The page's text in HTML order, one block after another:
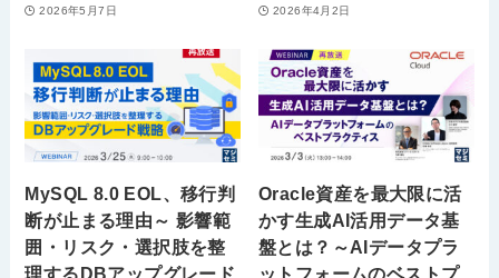
2026年5月7日 2026年4月2日
MySQL 8.0 EOL、移行判
断が止まる理由～ 影響範
囲・リスク・選択肢を整
理するDBアップグレード
Oracle資産を最大限に活
かす生成AI活用データ基
盤とは？～AIデータプラ
ットフォームのベストプ